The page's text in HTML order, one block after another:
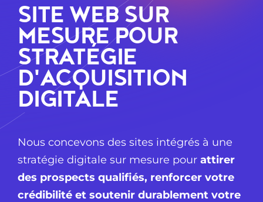
SITE WEB SUR
MESURE POUR
STRATÉGIE
D'ACQUISITION
DIGITALE
Nous concevons des sites intégrés à une
stratégie digitale sur mesure pour attirer
des prospects qualifiés, renforcer votre
crédibilité et soutenir durablement votre